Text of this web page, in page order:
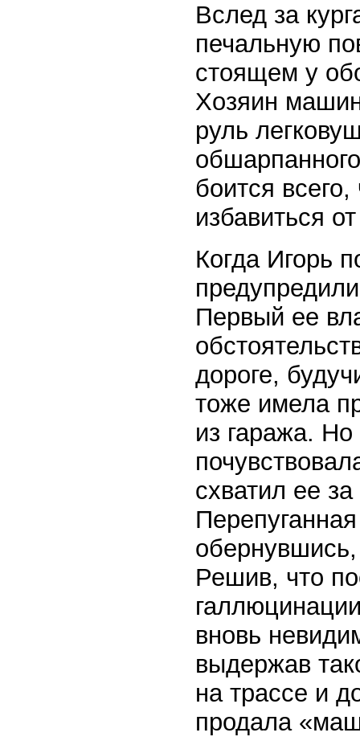
Вслед за
печальную
стоящем у
Хозяин
руль
боится
избавиться
Когда Игорь
Первый ее
дороге,
тоже имела
из гаража.
схватил ее
Решив, что
вновь
выдержав
на трассе и
продала